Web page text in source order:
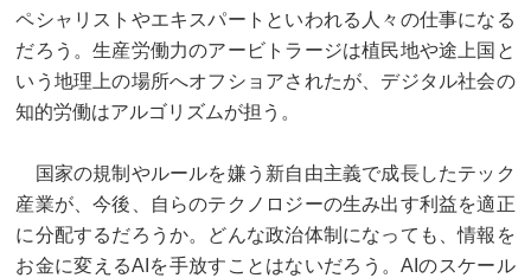
ペシャリストやエキスパートといわれる人々の仕事になる
だろう。生産労働力のアービトラージは植民地や途上国と
いう地理上の場所へオフショアされたが、デジタル社会の
知的労働はアルゴリズムが担う。
国家の規制やルールを嫌う新自由主義で成長したテック
産業が、今後、自らのテクノロジーの生み出す利益を適正
に分配するだろうか。どんな政治体制になっても、情報を
お金に変えるAIを手放すことはないだろう。AIのスケール